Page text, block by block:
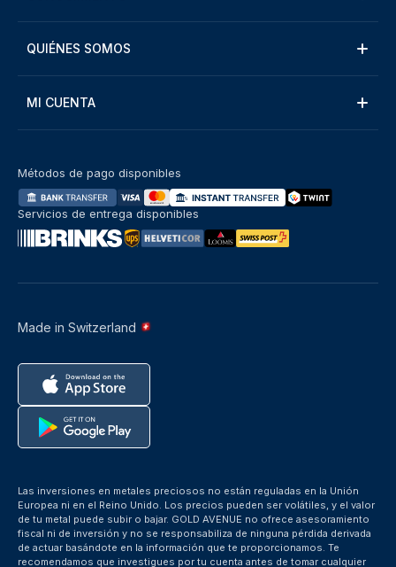
QUIÉNES SOMOS
MI CUENTA
Made in Switzerland
Métodos de pago disponibles
Servicios de entrega disponibles
Las inversiones en metales preciosos no están reguladas en la Unión
Europea ni en el Reino Unido. Los precios pueden ser volátiles, y el valor
de tu metal puede subir o bajar. GOLD AVENUE no ofrece asesoramiento
fiscal ni de inversión y no se responsabiliza de ninguna pérdida derivada
de actuar basándote en la información que te proporcionamos. Te
recomendamos que investigues por tu cuenta antes de tomar cualquier